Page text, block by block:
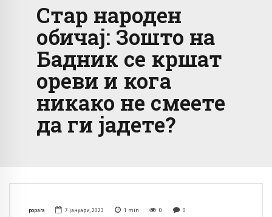
Стар народен
обичај: Зошто на
Бадник се кршат
ореви и кога
никако не смеете
да ги јадете?
popara 7 јануари, 2023 1 min 0 0